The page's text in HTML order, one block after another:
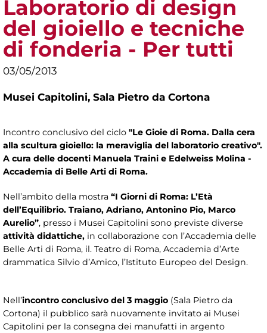
Laboratorio di design
del gioiello e tecniche
di fonderia - Per tutti
03/05/2013
Musei Capitolini, Sala Pietro da Cortona
Incontro conclusivo del ciclo "Le Gioie di Roma. Dalla cera
alla scultura gioiello: la meraviglia del laboratorio creativo".
A cura delle docenti Manuela Traini e Edelweiss Molina -
Accademia di Belle Arti di Roma.
Nell’ambito della mostra “I Giorni di Roma: L’Età
dell’Equilibrio. Traiano, Adriano, Antonino Pio, Marco
Aurelio”, presso i Musei Capitolini sono previste diverse
attività didattiche, in collaborazione con l’Accademia delle
Belle Arti di Roma, il. Teatro di Roma, Accademia d’Arte
drammatica Silvio d’Amico, l’Istituto Europeo del Design.
Nell’incontro conclusivo del 3 maggio (Sala Pietro da
Cortona) il pubblico sarà nuovamente invitato ai Musei
Capitolini per la consegna dei manufatti in argento